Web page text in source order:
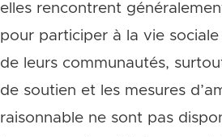
elles rencontrent
pour participer à la vie
de leurs communautés,
de soutien et les mesures
raisonnable ne sont pas